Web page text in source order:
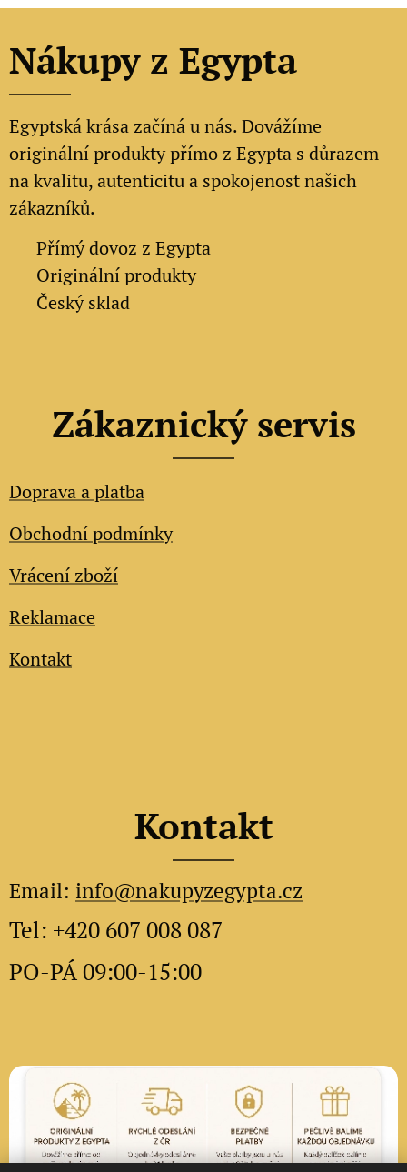
Nákupy z Egypta
Egyptská krása začíná u nás. Dovážíme
originální produkty přímo z Egypta s důrazem
na kvalitu, autenticitu a spokojenost našich
zákazníků.
Přímý dovoz z Egypta
Originální produkty
✔ Český sklad
Zákaznický servis
Doprava a platba
Obchodní podmínky
Vrácení zboží
Reklamace
Kontakt
Kontakt
Email: info@nakupyzegypta.cz
Tel: +420 607 008 087
PO-PÁ 09:00-15:00